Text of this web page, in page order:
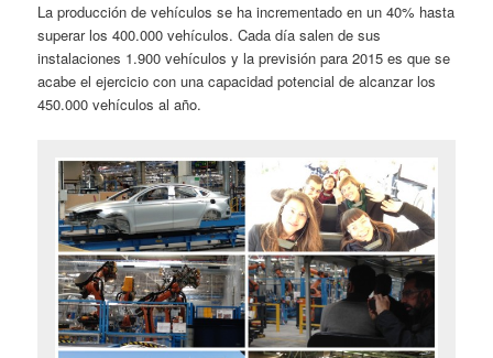
La producción de vehículos se ha incrementado en un 40% hasta
superar los 400.000 vehículos. Cada día salen de sus
instalaciones 1.900 vehículos y la previsión para 2015 es que se
acabe el ejercicio con una capacidad potencial de alcanzar los
450.000 vehículos al año.